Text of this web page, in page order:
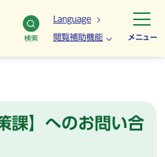
検索
Language
閲覧補助機能 メニュー
課】へのお問い合